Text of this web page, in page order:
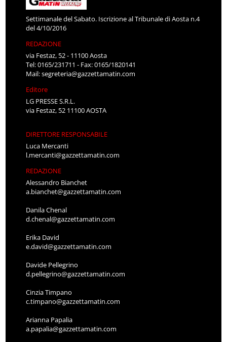
Settimanale del Sabato. Iscrizione al Tribunale di Aosta n.4
del 4/10/2016
REDAZIONE
via Festaz, 52 - 11100 Aosta
Tel: 0165/231711 - Fax: 0165/1820141
Mail:segreteria@gazzettamatin.com
Editore
LG PRESSE S.R.L.
via Festaz, 52 11100 AOSTA
DIRETTORE RESPONSABILE
Luca Mercanti
l.mercanti@gazzettamatin.com
REDAZIONE
Alessandro Bianchet
a.bianchet@gazzettamatin.com
Danila Chenal
d.chenal@gazzettamatin.com
Erika David
e.david@gazzettamatin.com
Davide Pellegrino
d.pellegrino@gazzettamatin.com
Cinzia Timpano
c.timpano@gazzettamatin.com
Arianna Papalia
a.papalia@gazzettamatin.com